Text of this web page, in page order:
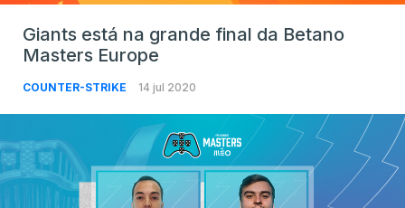
Giants está na grande final da Betano
Masters Europe
COUNTER-STRIKE 14 jul 2020